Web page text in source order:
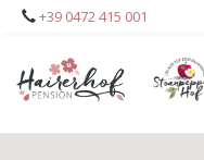
Skip
main
content
+39 0472 415 001